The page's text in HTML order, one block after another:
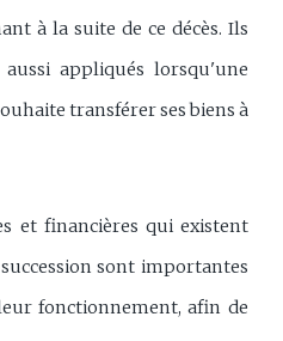
à la suite de ce décès. Ils
appliqués lorsqu'une
transférer ses biens à
et financières qui existent
sont importantes
fonctionnement, afin de